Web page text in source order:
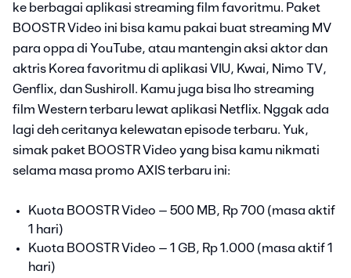
ke berbagai aplikasi streaming film favoritmu. Paket
BOOSTR Video ini bisa kamu pakai buat streaming MV
para oppa di YouTube, atau mantengin aksi aktor dan
aktris Korea favoritmu di aplikasi VIU, Kwai, Nimo TV,
Genflix, dan Sushiroll. Kamu juga bisa lho streaming
film Western terbaru lewat aplikasi Netflix. Nggak ada
lagi deh ceritanya kelewatan episode terbaru. Yuk,
simak paket BOOSTR Video yang bisa kamu nikmati
selama masa promo AXIS terbaru ini:
Kuota BOOSTR Video – 500 MB, Rp 700 (masa aktif
1 hari)
Kuota BOOSTR Video – 1 GB, Rp 1.000 (masa aktif 1
hari)